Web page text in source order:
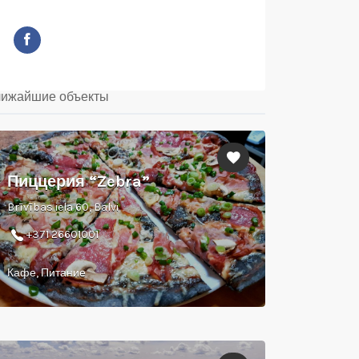
объекты
Пиццерия “Zebra”
Brīvības iela 60, Balvi
+371 26601001
Кафе, Питание